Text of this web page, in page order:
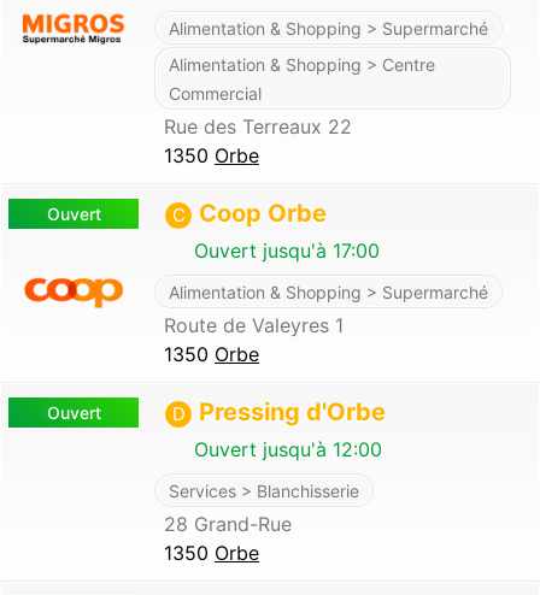
Alimentation & Shopping > Supermarché
Alimentation & Shopping > Centre
Commercial
Rue des Terreaux 22
1350 Orbe
Ouvert C Coop Orbe
Ouvert jusqu'à 17:00
Alimentation & Shopping > Supermarché
Route de Valeyres 1
1350 Orbe
Ouvert D Pressing d'Orbe
Ouvert jusqu'à 12:00
Services > Blanchisserie
28 Grand-Rue
1350 Orbe